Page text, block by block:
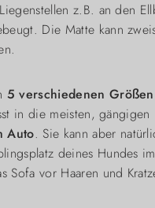
z.B. an den
Die Matte kann
5 verschiedenen Größen
in die meisten, gängigen
Auto. Sie kann aber
deines Hundes
Sofa vor Haaren und